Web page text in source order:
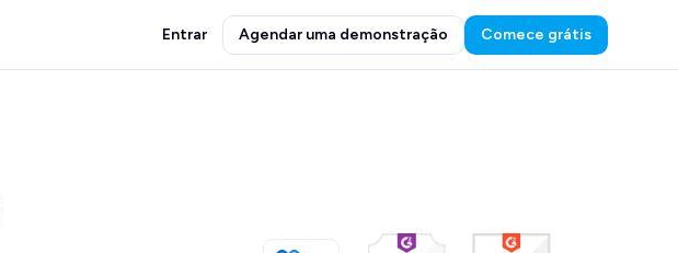
Entrar Agendar uma demonstração Comece grátis